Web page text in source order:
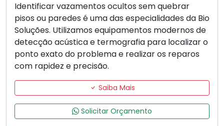
Identificar vazamentos ocultos sem quebrar
pisos ou paredes é uma das especialidades da Bio
Soluções. Utilizamos equipamentos modernos de
detecção acústica e termografia para localizar o
ponto exato do problema e realizar os reparos
com rapidez e precisão.
Saiba Mais
Solicitar Orçamento